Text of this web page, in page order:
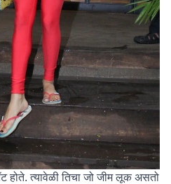
होते. त्यावेळी तिचा जो जीम लूक असतो